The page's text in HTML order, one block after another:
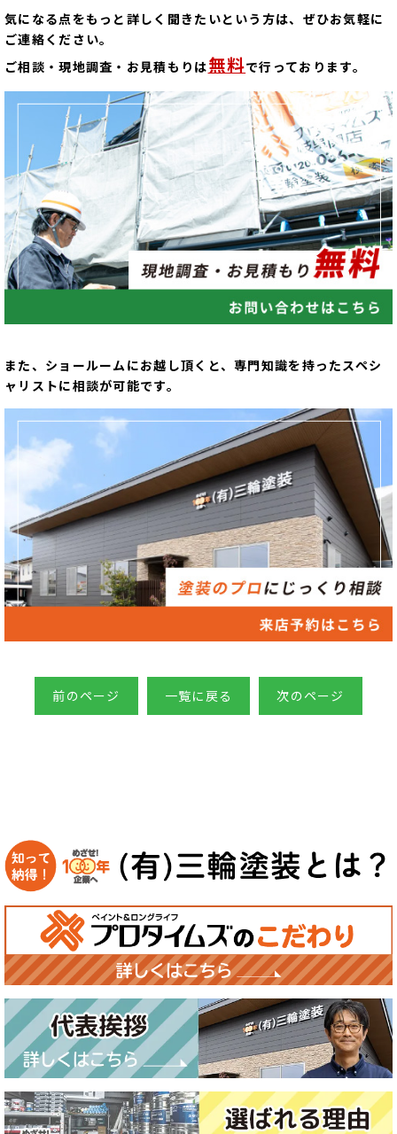
気になる点をもっと詳しく聞きたいという方は、ぜひお気軽に
ご連絡ください。
ご相談・現地調査・お見積もりは無料で行っております。
また、ショールームにお越し頂くと、専門知識を持ったスペシ
ャリストに相談が可能です。
前のページ 一覧に戻る 次のページ